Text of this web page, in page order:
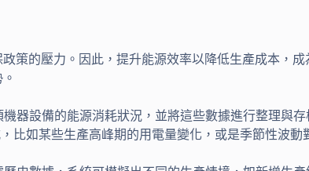
的壓力。因此，提升能源效率以降低生產成本，
器設備的能源消耗狀況，並將這些數據進行整理與
比如某些生產高峰期的用電量變化，或是季節性波動